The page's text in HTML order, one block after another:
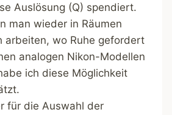
Auslösung (Q) spendiert.
man wieder in Räumen
arbeiten, wo Ruhe gefordert
analogen Nikon-Modellen
ich diese Möglichkeit
für die Auswahl der